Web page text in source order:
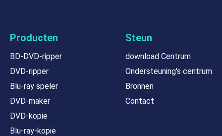
Producten
BD-DVD-ripper
DVD-ripper
Blu-ray speler
DVD-maker
DVD-kopie
Blu-ray-kopie
Steun
download Centrum
Ondersteuning's centrum
Bronnen
Contact